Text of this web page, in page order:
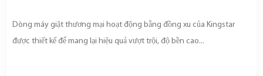
Dòng máy giặt thương mại hoạt động bằng đồng xu của Kingstar
được thiết kế để mang lại hiệu quả vượt trội, độ bền cao...